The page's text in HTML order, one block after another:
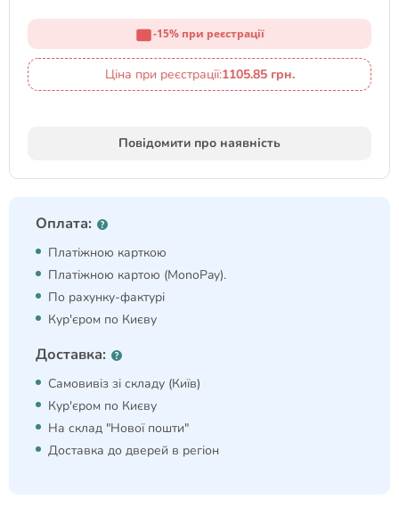
-15% при реєстрації
Ціна при реєстрації:1105.85 грн.
Повідомити про наявність
Оплата:
Платіжною карткою
Платіжною картою (MonoPay).
По рахунку-фактурі
Кур'єром по Києву
Доставка:
Самовивіз зі складу (Київ)
Кур'єром по Києву
На склад "Нової пошти"
Доставка до дверей в регіон